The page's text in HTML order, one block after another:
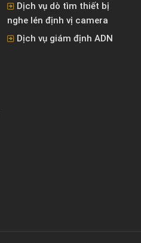
Dịch vụ dò tìm thiết bị
nghe lén định vị camera
Dịch vụ giám định ADN